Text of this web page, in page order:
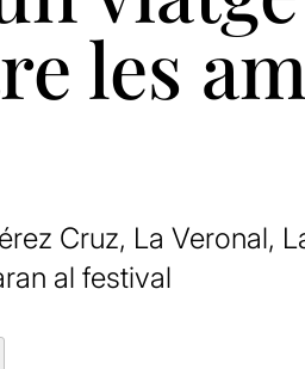
les
Cruz, La Veronal,
al festival